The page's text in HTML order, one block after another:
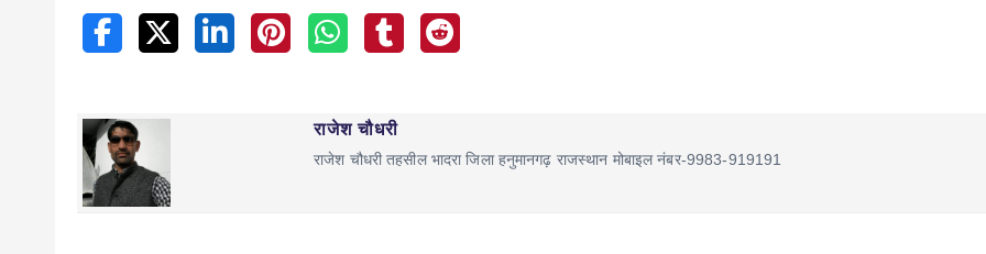
राजेश चौधरी
राजेश चौधरी तहसील भादरा जिला हनुमानगढ़ राजस्थान मोबाइल नंबर-9983-919191